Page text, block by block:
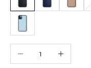
Ice Blue